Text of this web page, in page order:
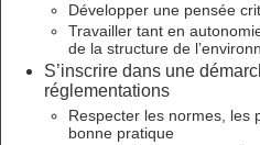
Développer une pensée
Travailler tant en
de la structure de
S’inscrire dans une
réglementations
Respecter les normes, les
bonne pratique